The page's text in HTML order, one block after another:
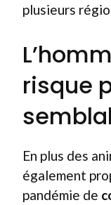
plusieurs
risque
En plus des
également
pandémie de